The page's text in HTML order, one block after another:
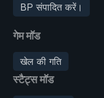
BP संपादित करें।
गेम मॉड
खेल की गति
स्टैट्स मॉड